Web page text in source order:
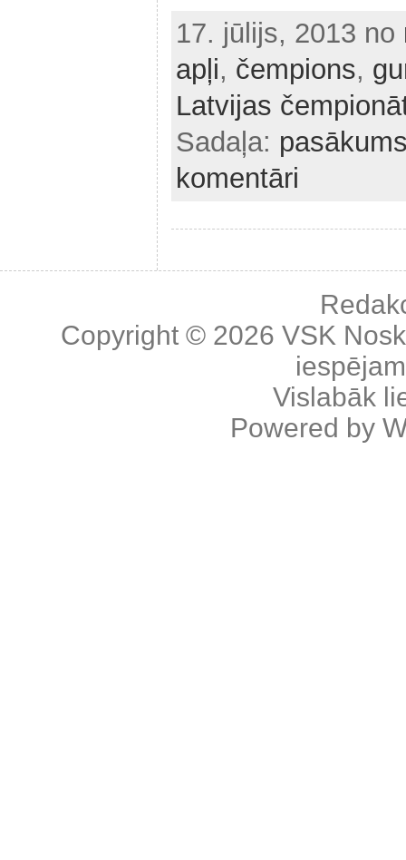
17. jūlijs, 2013 no
apļi, čempions,
Latvijas
Sadaļa:
komentāri
Copyright © 2026 VSK
Vislabāk
Powered by